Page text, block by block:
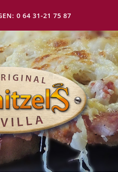
0 64 31-21 75 87